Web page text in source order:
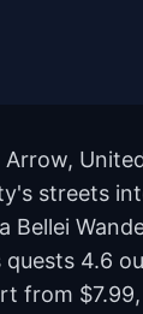
Arrow,
streets
Bellei
4.6
from